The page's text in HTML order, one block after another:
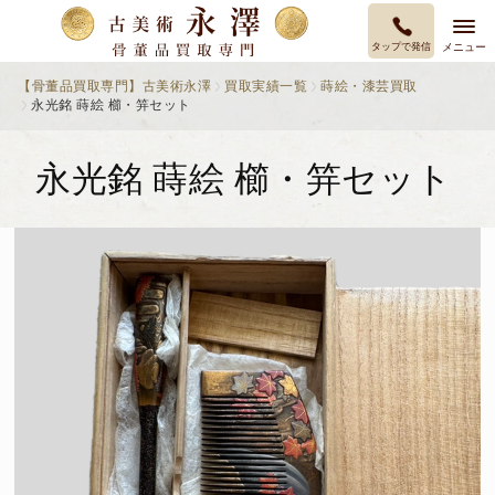
タップで発信 メニュー
【骨董品買取専門】古美術永澤 買取実績一覧
蒔絵・漆芸買取
永光銘 蒔絵 櫛・笄セット
永光銘 蒔絵 櫛・笄セット